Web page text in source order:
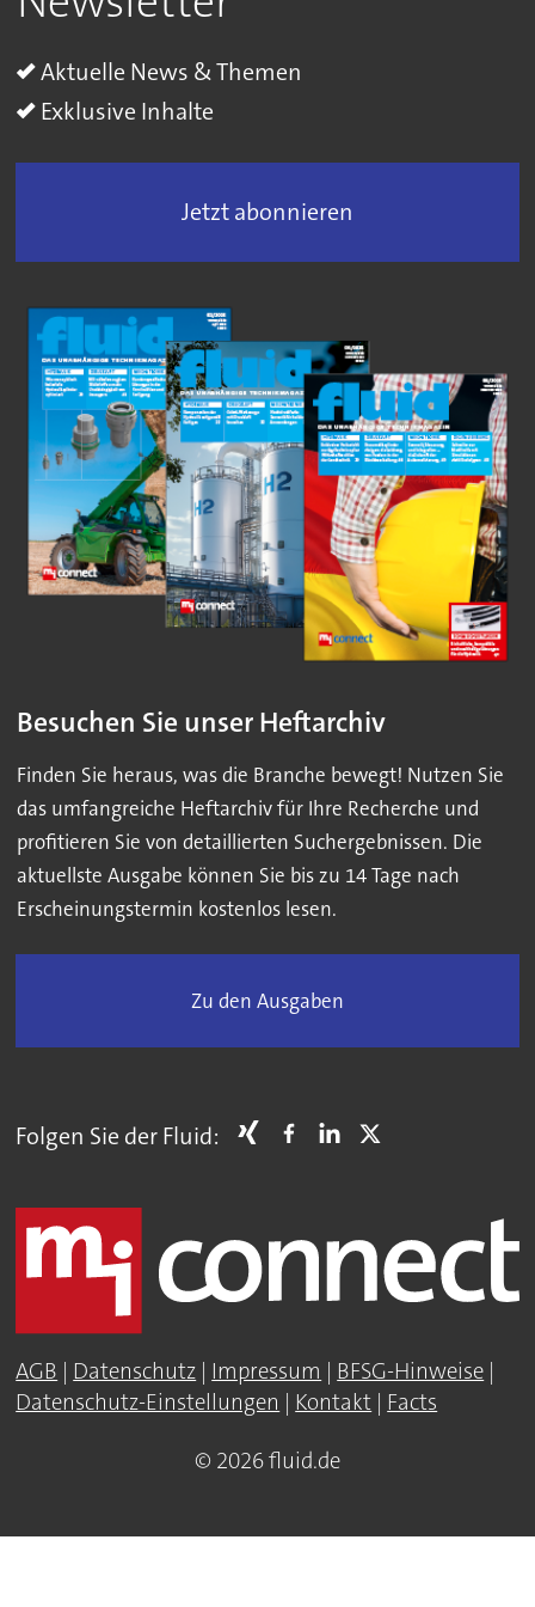
Aktuelle News & Themen
Exklusive Inhalte
Jetzt abonnieren
Besuchen Sie unser Heftarchiv
Finden Sie heraus, was die Branche bewegt! Nutzen Sie
das umfangreiche Heftarchiv für Ihre Recherche und
profitieren Sie von detaillierten Suchergebnissen. Die
aktuellste Ausgabe können Sie bis zu 14 Tage nach
Erscheinungstermin kostenlos lesen.
Zu den Ausgaben
Folgen Sie der Fluid:
AGB | Datenschutz | Impressum | BFSG-Hinweise |
Datenschutz-Einstellungen | Kontakt | Facts
© 2026 fluid.de